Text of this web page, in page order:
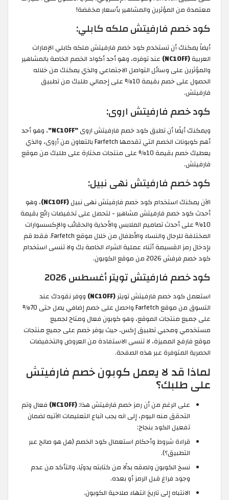
معتمدة من المؤثرين والمشاهير بأسعار مخفضة!
كود خصم فارفيتش ملكه كابلي:
أيضاً يمكنك أن تستخدم كود خصم فارفيتش ملكه كابلي الإمارات
العربية(NC10FF)
عند توفره، وهو أحد أكواد الخصم الخاصة بالمشاهير
والمؤثرين على وسائل التواصل الاجتماعي والذي يمكنك من خلاله
الحصول على خصم بقيمة 10% على إجمالي طلبك من تطبيق
فارفيتش.
كود خصم فارفيتش اروى:
ويمكنك أيضًا أن تطبق كود خصم فارفيتش اروى"NC10FF"
، وهو أحد
أهم كوبونات الخصم التي تقدمها Farfetch بالتعاون من أروى، والذي
يعطيك خصم بقيمة 10% على منتجات مختارة على طلبك من موقع
فارفيتش.
كود خصم فارفيتش نهى نبيل:
الآن يمكنك استخدام كود خصم فارفيتش نهى نبيل(NC10FF)
، وهو
أحدث كود خصم فارفيتش مشاهير - لتحصل على تخفيضات رائع بقيمة
10% على أحدث تصاميم الملابس والأحذية والحقائب والإكسسوارات
المختلفة للرجال والنساء والأطفال من خلال موقع Farfetch. فقط قم
بإدخال رمز القسيمة أثناء عملية الشراء الخاصة بك ولا تنسى استخدام
كود خصم فرفش 2026 من موقع الكوبون.
كود خصم فارفيتش تويتر أغسطس 2026
استعمل كود خصم فارفيتش تويتر(NC10FF)
ووفر نقودك عند
التسوق من موقع Farfetch واحصل على خصم إضافي يصل حتى 70%
على جميع منتجات الموقع، وهو كوبون فعال ومتاح لجميع
مستخدمي ومحبي تطبيق إكس، حيث يوفر خصم على جميع منتجات
موقع فارفج المميزة، لا تنسى الاستفادة من العروض والتخفيضات
الحصرية المتوفرة عبر هذه الصفحة.
لماذا قد لا يعمل كوبون خصم فارفيتش
على طلبك؟
على الرغم من أن رمز خصم فارفيتش هذا:(NC10FF)
فعال وتم
التحقق منه اليوم، إلى انه يجب اتباع التعليمات الآتيه لضمان
تفعيل الكود بنجاح:
قراءة شروط وأحكام استعمال كود الخصم (هل هو صالح عبر
التطبيق؟).
نسخ الكوبون ولصقه بدلًا من كتابته يدويًا، والتأكد من عدم
وجود فراغ قبل الرمز أو بعده.
الانتباه إلى تاريخ انتهاء صلاحية الكوبون.